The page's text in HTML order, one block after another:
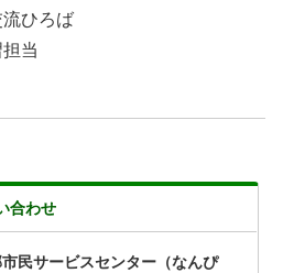
ひろば
当
合わせ
民サービスセンター（なんぴ